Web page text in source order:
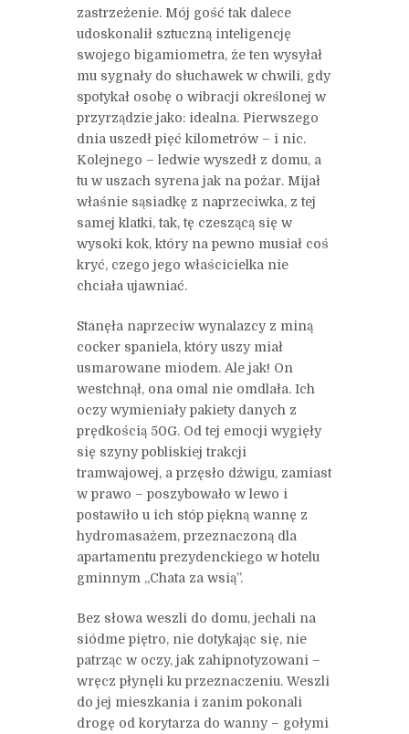
zastrzeżenie. Mój gość tak dalece
udoskonalił sztuczną inteligencję
swojego bigamiometra, że ten wysyłał
mu sygnały do słuchawek w chwili, gdy
spotykał osobę o wibracji określonej w
przyrządzie jako: idealna. Pierwszego
dnia uszedł pięć kilometrów – i nic.
Kolejnego – ledwie wyszedł z domu, a
tu w uszach syrena jak na pożar. Mijał
właśnie sąsiadkę z naprzeciwka, z tej
samej klatki, tak, tę czeszącą się w
wysoki kok, który na pewno musiał coś
kryć, czego jego właścicielka nie
chciała ujawniać.
Stanęła naprzeciw wynalazcy z miną
cocker spaniela, który uszy miał
usmarowane miodem. Ale jak! On
westchnął, ona omal nie omdlała. Ich
oczy wymieniały pakiety danych z
prędkością 50G. Od tej emocji wygięły
się szyny pobliskiej trakcji
tramwajowej, a przęsło dźwigu, zamiast
w prawo – poszybowało w lewo i
postawiło u ich stóp piękną wannę z
hydromasażem, przeznaczoną dla
apartamentu prezydenckiego w hotelu
gminnym „Chata za wsią”.
Bez słowa weszli do domu, jechali na
siódme piętro, nie dotykając się, nie
patrząc w oczy, jak zahipnotyzowani –
wręcz płynęli ku przeznaczeniu. Weszli
do jej mieszkania i zanim pokonali
drogę od korytarza do wanny – gołymi